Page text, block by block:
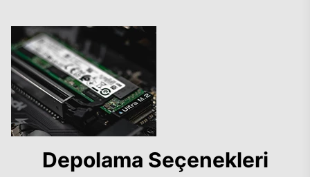
Depolama Seçenekleri